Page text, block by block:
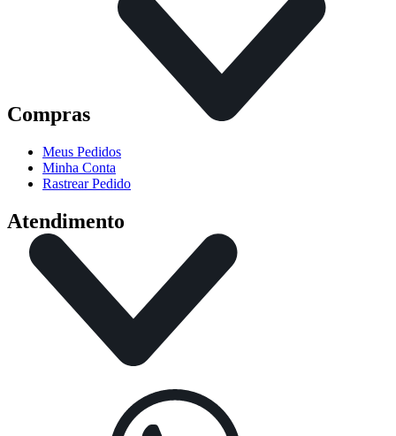
Compras
Meus Pedidos
Minha Conta
Rastrear Pedido
Atendimento